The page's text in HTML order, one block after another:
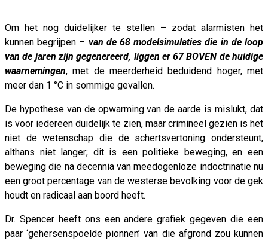
Om het nog duidelijker te stellen – zodat alarmisten het
kunnen begrijpen – van de 68 modelsimulaties die in de loop
van de jaren zijn gegenereerd, liggen er 67 BOVEN de huidige
waarnemingen, met de meerderheid beduidend hoger, met
meer dan 1 °C in sommige gevallen.
De hypothese van de opwarming van de aarde is mislukt, dat
is voor iedereen duidelijk te zien, maar crimineel gezien is het
niet de wetenschap die de schertsvertoning ondersteunt,
althans niet langer; dit is een politieke beweging, en een
beweging die na decennia van meedogenloze indoctrinatie nu
een groot percentage van de westerse bevolking voor de gek
houdt en radicaal aan boord heeft.
Dr. Spencer heeft ons een andere grafiek gegeven die een
paar ‘gehersenspoelde pionnen’ van die afgrond zou kunnen